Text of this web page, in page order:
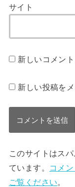
サイト
新しいコメン
新しい投稿を
このサイトはス
ています。 コメ
ご覧ください。